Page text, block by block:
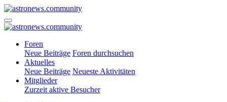
Foren
Neue Beiträge Foren durchsuchen
Aktuelles
Neue Beiträge Neueste Aktivitäten
Mitglieder
Zurzeit aktive Besucher